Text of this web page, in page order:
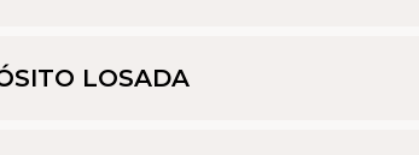
LOSADA